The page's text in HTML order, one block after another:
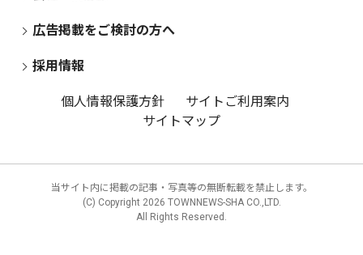
広告掲載をご検討の方へ
採用情報
個人情報保護方針
サイトご利用案内
サイトマップ
当サイト内に掲載の記事・写真等の無断転載を禁止します。
(C) Copyright 2026 TOWNNEWS-SHA CO.,LTD.
All Rights Reserved.